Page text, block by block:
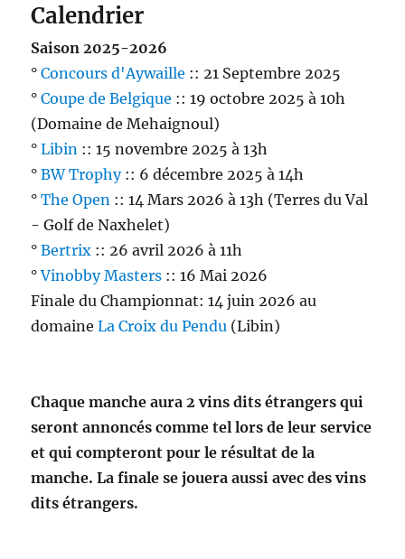
Calendrier
Saison 2025-2026
°Concours d'Aywaille :: 21 Septembre 2025
°Coupe de Belgique :: 19 octobre 2025 à 10h
(Domaine de Mehaignoul)
°Libin :: 15 novembre 2025 à 13h
°BW Trophy:: 6 décembre 2025 à 14h
°The Open :: 14 Mars 2026 à 13h (Terres du Val
- Golf de Naxhelet)
°Bertrix :: 26 avril 2026 à 11h
°Vinobby Masters :: 16 Mai 2026
Finale du Championnat: 14 juin 2026 au
domaineLa Croix du Pendu (Libin)
Chaque manche aura 2 vins dits étrangers qui
seront annoncés comme tel lors de leur service
et qui compteront pour le résultat de la
manche. La finale se jouera aussi avec des vins
dits étrangers.